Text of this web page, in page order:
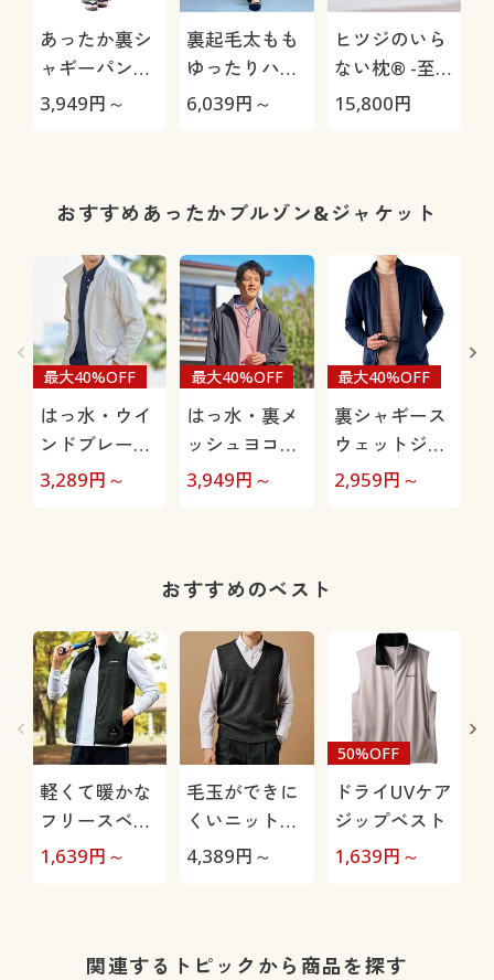
あったか裏シ
ャギーパンツ
(防寒パンツ・
い・人気商
下展開・節電
対策)
3,949円～
裏起毛太もも
ゆったりハイ
テンションス
6,039円～
ヒツジのいら
ない枕® -至
極-
15,800円
おすすめあったかブルゾン&ジャケット
はっ水・ウイ
ンドブレーカ
ーブルゾン
最大40%OFF
3,289円～
はっ水・裏メ
ッシュヨコス
トレッチブル
最大40%OFF
3,949円～
裏シャギース
ウェットジャ
ケット
最大40%OFF
2,959円～
おすすめのベスト
軽くて暖かな
フリースベス
ト(ヘッド)/抗
1,639円～
毛玉ができに
くいニットベ
スト(かぶりタ
4,389円～
ドライUVケア
ジップベスト
50%OFF
1,639円～
関連するトピックから商品を探す